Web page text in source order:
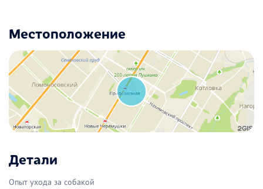
Местоположение
Детали
Опыт ухода за собакой